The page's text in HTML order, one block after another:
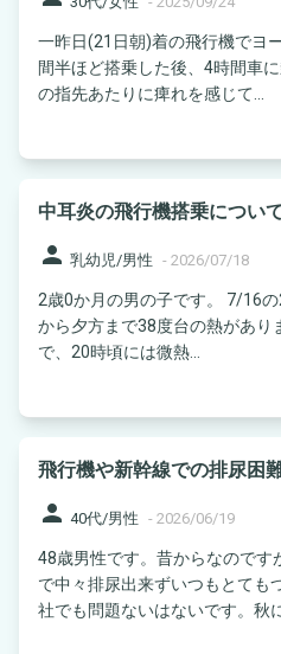
一昨日(21日朝)着の飛行機でヨ
間半ほど搭乗した後、4時間車
の指先あたりに痺れを感じて...
中耳炎の飛行機搭乗につい
person 乳幼児/男性 - 2026/07/18
2歳0か月の男の子です。 7/16の20時頃から発熱、7/17は朝
から夕方まで38度台の熱があり
で、20時頃には微熱...
飛行機や新幹線での排尿困
person 40代/男性 - 2026/06/19
48歳男性です。昔からなのです
で中々排尿出来ずいつもとても
社でも問題ないはないです。秋に